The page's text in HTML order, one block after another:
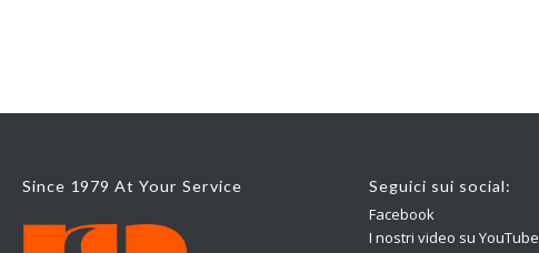
Since 1979 At Your Service Seguici sui social:
Facebook
I nostri video su YouTube